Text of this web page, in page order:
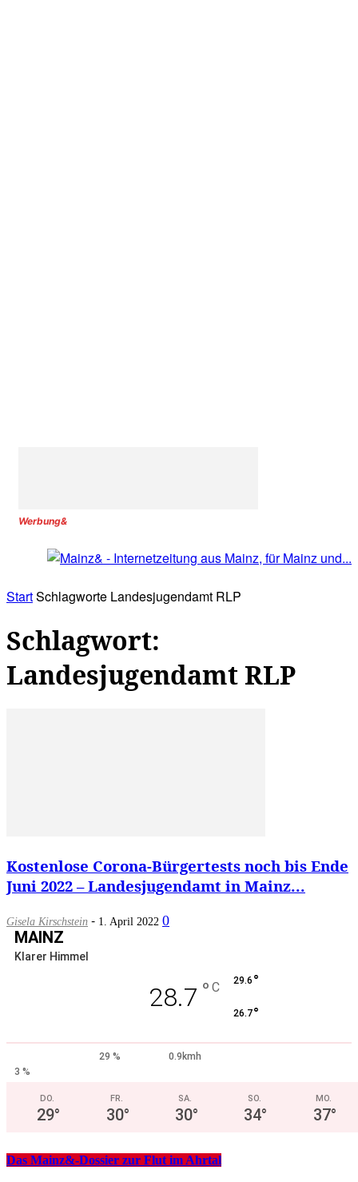
Werbung&
StartSchlagworte Landesjugendamt RLP
Schlagwort:
Landesjugendamt RLP
Kostenlose Corona-Bürgertests noch bis Ende
Juni 2022 – Landesjugendamt in Mainz...
Gisela Kirschstein - 1. April 2022 0
MAINZ
Klarer Himmel
28.7 ° C 29.6 °
26.7°
29 %
0.9kmh
3 %
DO.
29°
FR.
30°
SA.
30°
SO.
34°
MO.
37°
Das Mainz&-Dossier zur Flut im Ahrtal